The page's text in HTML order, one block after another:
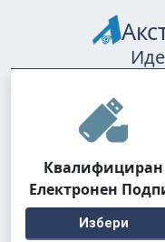
Квалифициран
Електронен
Избери